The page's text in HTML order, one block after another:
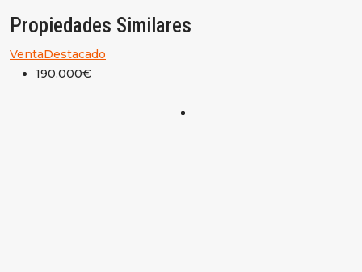
Propiedades Similares
VentaDestacado
190.000€